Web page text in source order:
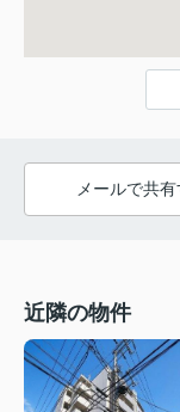
メールで共有
近隣の物件